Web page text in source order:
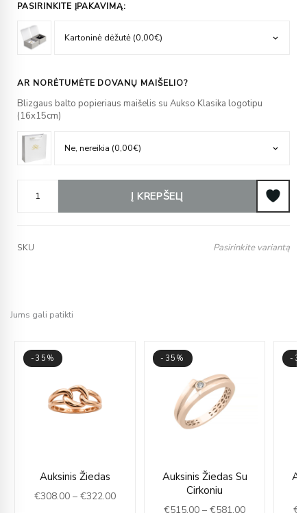
PASIRINKITE ĮPAKAVIMĄ:
AR NORĖTUMĖTE DOVANŲ MAIŠELIO?
Blizgaus balto popieriaus maišelis su Aukso Klasika logotipu
(16x15cm)
Į KREPŠELĮ
SKU Pasirinkite variantą
Jums gali patikti
-35%
Auksinis Žiedas
€308.00 – €322.00€308.00
-35%
Auksinis Žiedas Su
Cirkoniu
€515.00 – €581.00
range:
-
€